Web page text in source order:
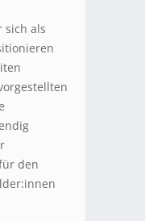
sich als
den